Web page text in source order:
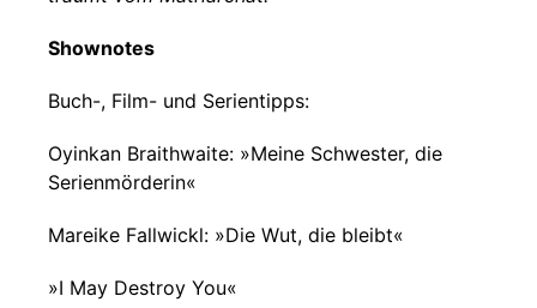
Shownotes
Buch-, Film- und Serientipps:
Oyinkan Braithwaite: »Meine Schwester, die
Serienmörderin«
Mareike Fallwickl: »Die Wut, die bleibt«
»I May Destroy You«